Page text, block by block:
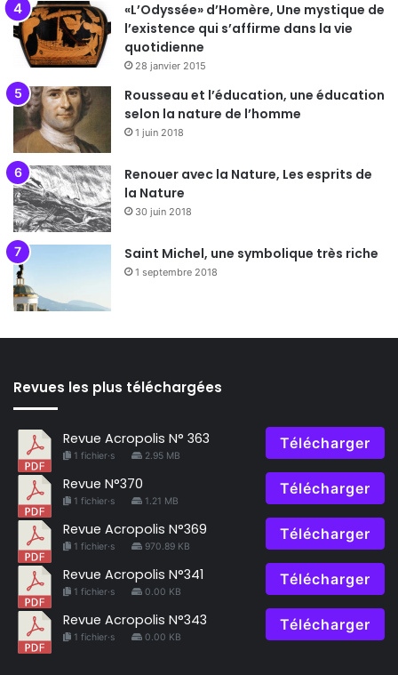
«L’Odyssée» d’Homère, Une mystique de
l’existence qui s’affirme dans la vie
quotidienne
28 janvier 2015
Rousseau et l’éducation, une éducation
selon la nature de l’homme
1 juin 2018
Renouer avec la Nature, Les esprits de
la Nature
30 juin 2018
Saint Michel, une symbolique très riche
1 septembre 2018
Revues les plus téléchargées
Revue Acropolis N° 363
1 fichier·s 2.95 MB
Télécharger
Revue N°370
1 fichier·s 1.21 MB
Télécharger
Revue Acropolis N°369
1 fichier·s 970.89 KB
Télécharger
Revue Acropolis N°341
1 fichier·s 0.00 KB
Télécharger
Revue Acropolis N°343
1 fichier·s 0.00 KB
Télécharger